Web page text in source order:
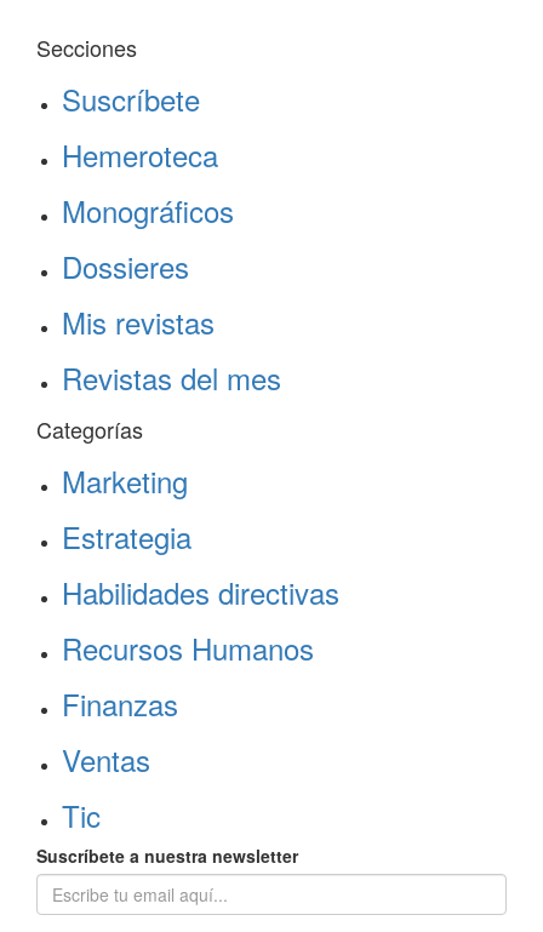
Secciones
Suscríbete
Hemeroteca
Monográficos
Dossieres
Mis revistas
Revistas del mes
Categorías
Marketing
Estrategia
Habilidades directivas
Recursos Humanos
Finanzas
Ventas
Tic
Suscríbete a nuestra newsletter